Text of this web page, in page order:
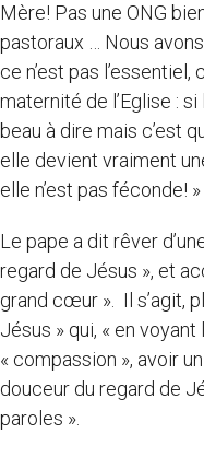
Mère! Pas une ONG
pastoraux … Nous
ce n’est pas l’essentiel,
maternité de l’Eglise : si
beau à dire mais c’est
elle devient vraiment
elle n’est pas féconde! »
Le pape a dit rêver
regard de Jésus », et
grand cœur ». Il s’agit,
Jésus » qui, « en
« compassion », avoir
douceur du regard de
paroles ».